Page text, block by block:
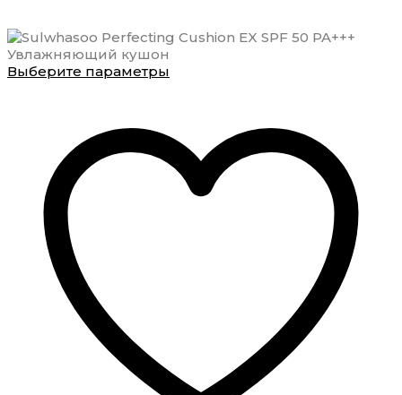
Выберите параметры
вариаций.
Опции
можно
выбрать